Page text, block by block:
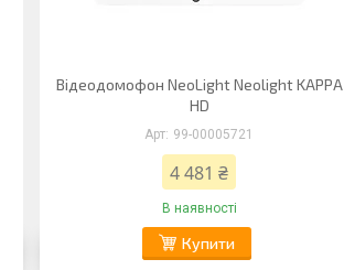
Відеодомофон NeoLight Neolight KAPPA
HD
99-00005721
4 481 ₴
В наявності
Купити